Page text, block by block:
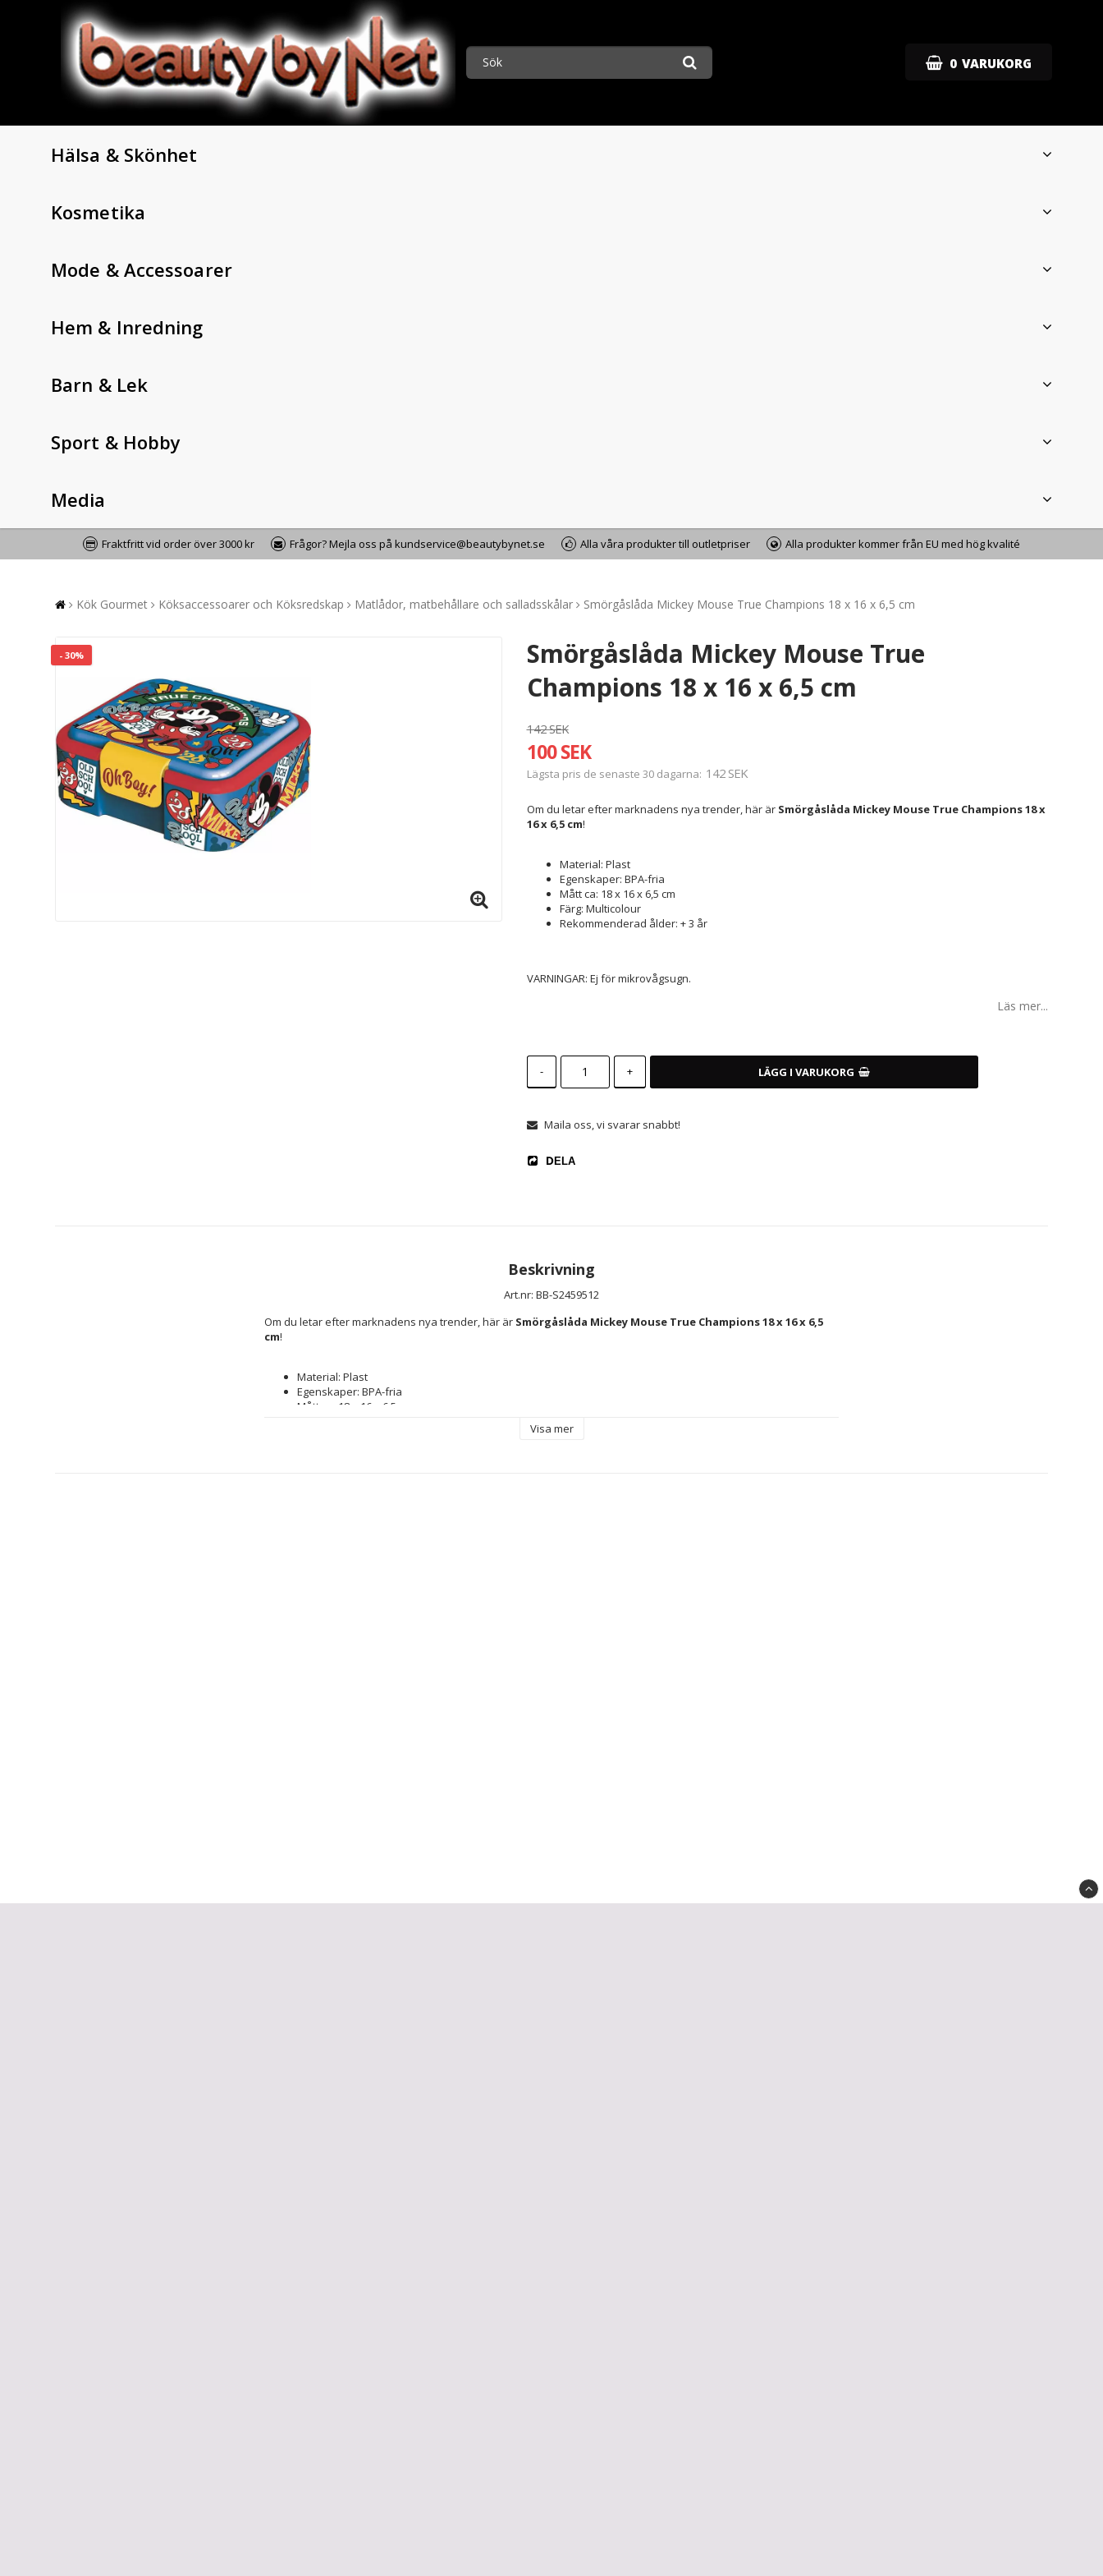
0 VARUKORG
Hälsa & Skönhet
Kosmetika
Mode & Accessoarer
Hem & Inredning
Barn & Lek
Sport & Hobby
Media
Fraktfritt vid order över 3000 kr Frågor? Mejla oss på kundservice@beautybynet.se Alla våra produkter till outletpriser Alla produkter kommer från EU med hög kvalité
Kök Gourmet Köksaccessoarer och Köksredskap Matlådor, matbehållare och salladsskålar Smörgåslåda Mickey Mouse True Champions 18 x 16 x 6,5 cm
- 30%
Smörgåslåda Mickey Mouse True
Champions 18 x 16 x 6,5 cm
142 SEK
100 SEK
Lägsta pris de senaste 30 dagarna 142 SEK
Om du letar efter marknadens nya trender, här är Smörgåslåda Mickey Mouse True Champions 18 x
16 x 6,5 cm!
Material: Plast
Egenskaper: BPA-fria
Mått ca: 18 x 16 x 6,5 cm
Färg: Multicolour
Rekommenderad ålder: + 3 år
VARNINGAR: Ej för mikrovågsugn.
Läs mer...
- + LÄGG I VARUKORG
Maila oss, vi svarar snabbt!
DELA
Beskrivning
Art.nr: BB-S2459512
Om du letar efter marknadens nya trender, här är Smörgåslåda Mickey Mouse True Champions 18 x 16 x 6,5
cm!
Material: Plast
Egenskaper: BPA-fria
Mått ca: 18 x 16 x 6,5 cm
Visa mer